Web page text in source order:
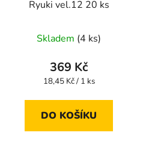
Ryuki vel.12 20 ks
Skladem (4 ks)
369 Kč
Měrná
18,45 Kč / 1 ks
DO KOŠÍKU